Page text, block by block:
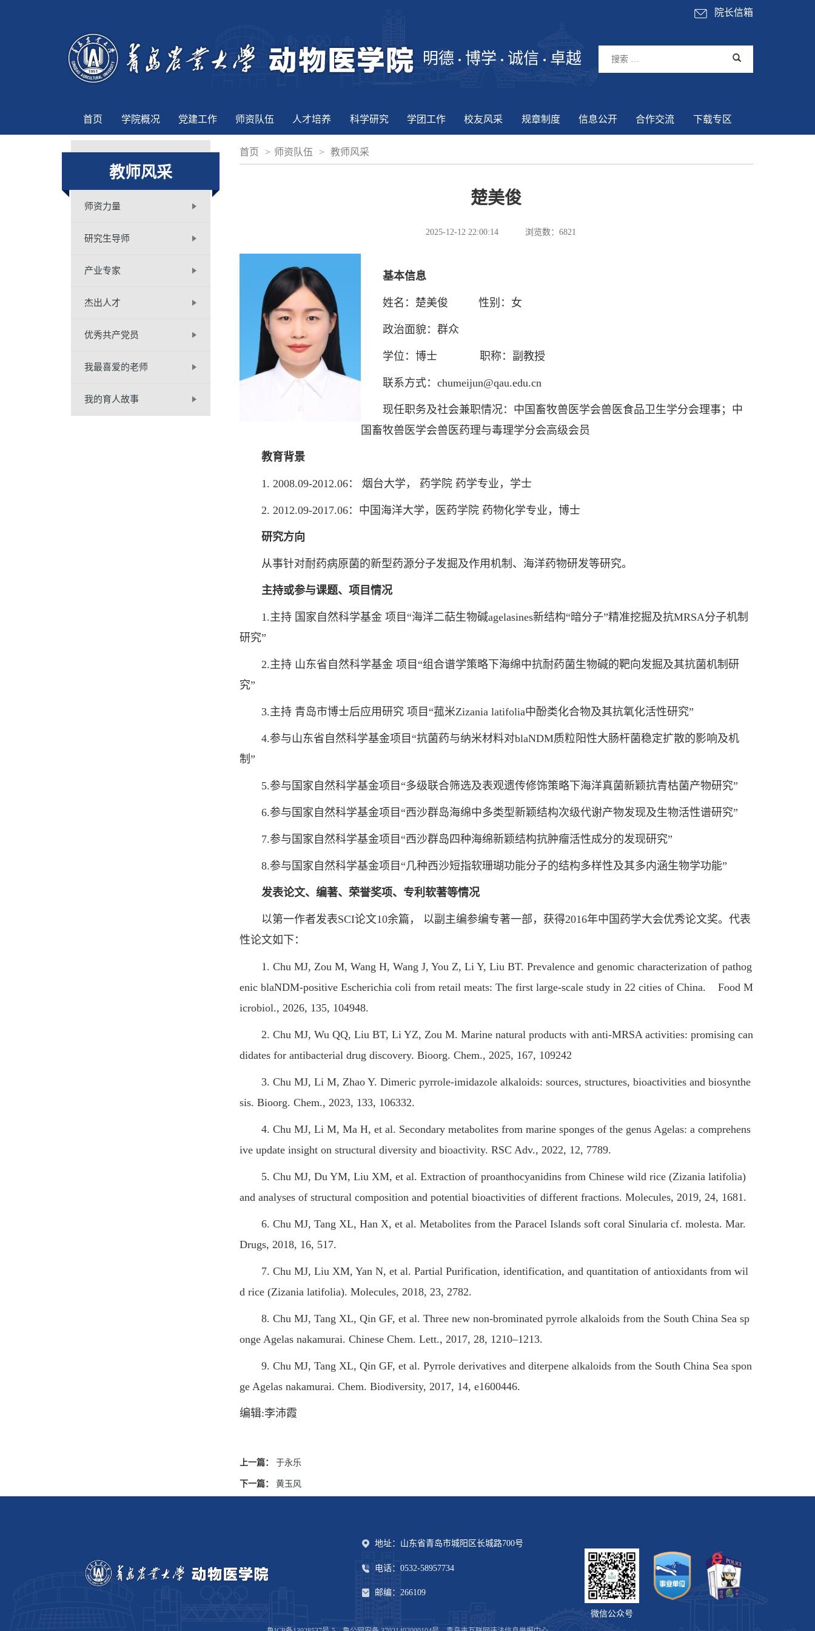
院长信箱
明德 博学 诚信 卓越
首页 学院概况 党建工作 师资队伍 人才培养 科学研究 学团工作 校友风采 规章制度 信息公开 合作交流 下载专区
教师风采
师资力量
研究生导师
产业专家
杰出人才
优秀共产党员
我最喜爱的老师
我的育人故事
首页 > 师资队伍 > 教师风采
楚美俊
2025-12-12 22:00:14 浏览数：6821
基本信息
姓名：楚美俊 性别：女
政治面貌：群众
学位：博士 职称：副教授
联系方式：chumeijun@qau.edu.cn
现任职务及社会兼职情况：中国畜牧兽医学会兽医食品卫生学分会理事；中
国畜牧兽医学会兽医药理与毒理学分会高级会员
教育背景
1. 2008.09-2012.06： 烟台大学， 药学院 药学专业，学士
2. 2012.09-2017.06：中国海洋大学，医药学院 药物化学专业，博士
研究方向
从事针对耐药病原菌的新型药源分子发掘及作用机制、海洋药物研发等研究。
主持或参与课题、项目情况
1.主持 国家自然科学基金 项目“海洋二萜生物碱agelasines新结构“暗分子”精准挖掘及抗MRSA分子机制
研究”
2.主持 山东省自然科学基金 项目“组合谱学策略下海绵中抗耐药菌生物碱的靶向发掘及其抗菌机制研
究”
3.主持 青岛市博士后应用研究 项目“菰米Zizania latifolia中酚类化合物及其抗氧化活性研究”
4.参与山东省自然科学基金项目“抗菌药与纳米材料对blaNDM质粒阳性大肠杆菌稳定扩散的影响及机
制”
5.参与国家自然科学基金项目“多级联合筛选及表观遗传修饰策略下海洋真菌新颖抗青枯菌产物研究”
6.参与国家自然科学基金项目“西沙群岛海绵中多类型新颖结构次级代谢产物发现及生物活性谱研究”
7.参与国家自然科学基金项目“西沙群岛四种海绵新颖结构抗肿瘤活性成分的发现研究”
8.参与国家自然科学基金项目“几种西沙短指软珊瑚功能分子的结构多样性及其多内涵生物学功能”
发表论文、编著、荣誉奖项、专利软著等情况
以第一作者发表SCI论文10余篇， 以副主编参编专著一部，获得2016年中国药学大会优秀论文奖。代表
性论文如下：
1. Chu MJ, Zou M, Wang H, Wang J, You Z, Li Y, Liu BT. Prevalence and genomic characterization of pathog
enic blaNDM-positive Escherichia coli from retail meats: The first large-scale study in 22 cities of China. Food M
icrobiol., 2026, 135, 104948.
2. Chu MJ, Wu QQ, Liu BT, Li YZ, Zou M. Marine natural products with anti-MRSA activities: promising can
didates for antibacterial drug discovery. Bioorg. Chem., 2025, 167, 109242
3. Chu MJ, Li M, Zhao Y. Dimeric pyrrole-imidazole alkaloids: sources, structures, bioactivities and biosynthe
sis. Bioorg. Chem., 2023, 133, 106332.
4. Chu MJ, Li M, Ma H, et al. Secondary metabolites from marine sponges of the genus Agelas: a comprehens
ive update insight on structural diversity and bioactivity. RSC Adv., 2022, 12, 7789.
5. Chu MJ, Du YM, Liu XM, et al. Extraction of proanthocyanidins from Chinese wild rice (Zizania latifolia)
and analyses of structural composition and potential bioactivities of different fractions. Molecules, 2019, 24, 1681.
6. Chu MJ, Tang XL, Han X, et al. Metabolites from the Paracel Islands soft coral Sinularia cf. molesta. Mar.
Drugs, 2018, 16, 517.
7. Chu MJ, Liu XM, Yan N, et al. Partial Purification, identification, and quantitation of antioxidants from wil
d rice (Zizania latifolia). Molecules, 2018, 23, 2782.
8. Chu MJ, Tang XL, Qin GF, et al. Three new non-brominated pyrrole alkaloids from the South China Sea sp
onge Agelas nakamurai. Chinese Chem. Lett., 2017, 28, 1210–1213.
9. Chu MJ, Tang XL, Qin GF, et al. Pyrrole derivatives and diterpene alkaloids from the South China Sea spon
ge Agelas nakamurai. Chem. Biodiversity, 2017, 14, e1600446.
编辑:李沛霞
上一篇： 于永乐
下一篇： 黄玉风
地址：山东省青岛市城阳区长城路700号
电话：0532-58957734
邮编：266109
微信公众号